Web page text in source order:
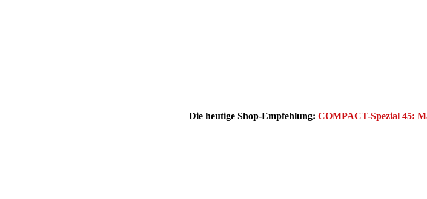
Die heutige Shop-Empfehlung: COMPACT-Spezial 45: